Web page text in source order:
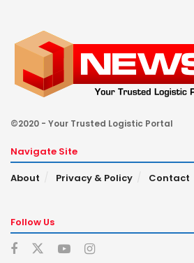
©2020 - Your Trusted Logistic Portal
Navigate Site
About
Privacy & Policy Contact
Follow Us